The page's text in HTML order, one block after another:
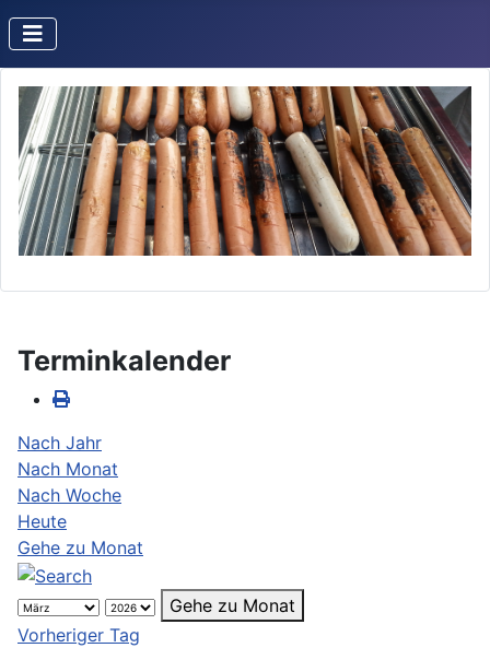
Terminkalender
Nach Jahr
Nach Monat
Nach Woche
Heute
Gehe zu Monat
Gehe zu Monat
Vorheriger Tag